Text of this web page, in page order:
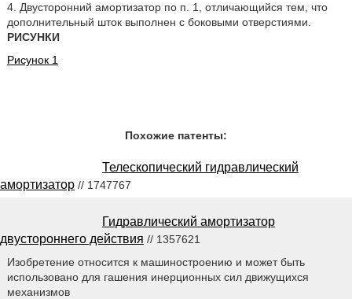
4. Двусторонний амортизатор по п. 1, отличающийся тем, что
дополнительный шток выполнен с боковыми отверстиями.
РИСУНКИ
Рисунок 1
Похожие патенты:
Телескопический гидравлический
амортизатор // 1747767
Гидравлический амортизатор
двустороннего действия // 1357621
Изобретение относится к машиностроению и может быть
использовано для гашения инерционных сил движущихся
механизмов